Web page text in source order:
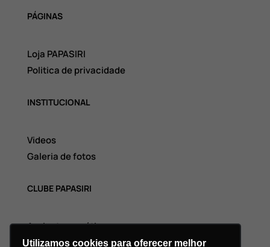
Utilizamos cookies para oferecer melhor
PÁGINAS
Loja PAPASIRI
Politica de privacidade
INSTITUCIONAL
Videos
Galeria de fotos
CLUBE PAPASIRI
Assinatura grátis